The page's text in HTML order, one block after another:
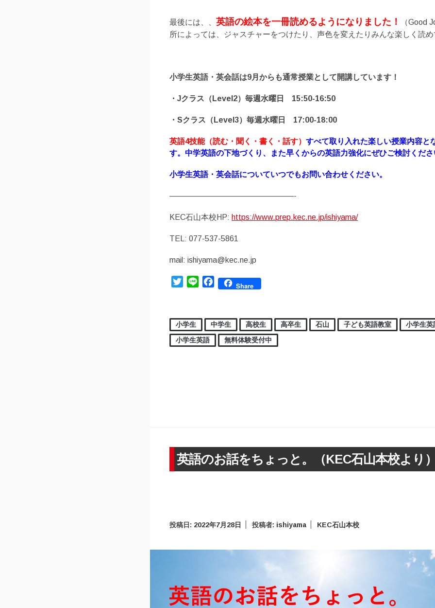
最後には、、英語の絵本を一冊読めるようになりました ！
（Good
所によっては、ジャスチャーをつけたり、声色を変えたりみんな楽しく読
小学生英語・英会話は9月からも通常授業として開講しています！
・Jクラス（Level2）毎週水曜日 15:50-16:50
・Sクラス（Level3）毎週水曜日 17:00-18:00
英語4技能（読む・聞く・書く・話す）すべて取り入れた楽しい授業内容と
す。中学英語の下地づくり、また早くからの英語力強化にぜひご検討くだ
小学生英語・英会話についていつでもお問い合わせください。
————————————————-
KEC石山本校HP: https://www.prep.kec.ne.jp/ishiyama/
TEL: 077-537-5861
mail: ishiyama@kec.ne.jp
TwitterLine FacebookShare
小学生 中学生 高校生 高卒生 石山 子ども英語教室
小学生英
小学生英語
無料体験受付中
英語のお話をちょっと。（KEC石山本校より
投稿日: 2022年7月28日 投稿者: ishiyama KEC石山本校